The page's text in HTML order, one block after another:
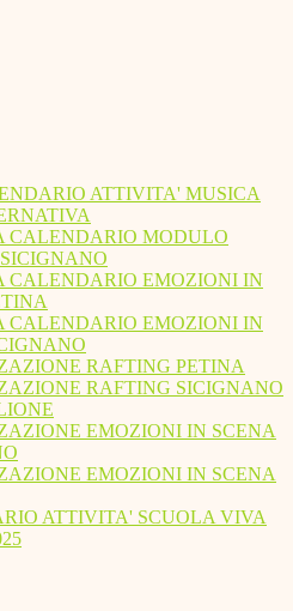
ATTIVITA' MUSICA
CALENDARIO MODULO
CALENDARIO EMOZIONI IN
CALENDARIO EMOZIONI IN
RAFTING PETINA
RAFTING SICIGNANO
EMOZIONI IN SCENA
EMOZIONI IN SCENA
ATTIVITA' SCUOLA VIVA